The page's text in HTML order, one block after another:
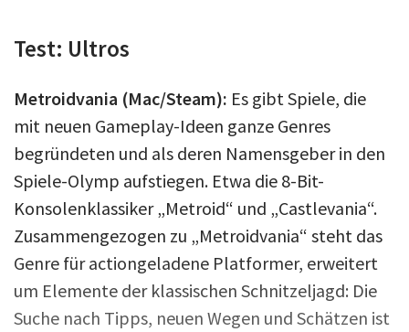
Test: Ultros
Metroidvania (Mac/Steam): Es gibt Spiele, die
mit neuen Gameplay-Ideen ganze Genres
begründeten und als deren Namensgeber in den
Spiele-Olymp aufstiegen. Etwa die 8-Bit-
Konsolenklassiker „Metroid“ und „Castlevania“.
Zusammengezogen zu „Metroidvania“ steht das
Genre für actiongeladene Platformer, erweitert
um Elemente der klassischen Schnitzeljagd: Die
Suche nach Tipps, neuen Wegen und Schätzen ist